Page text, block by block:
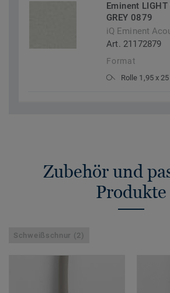
Eminent LIGHT
GREY 0879
iQ Eminent
Art. 21172879
Format
Rolle 1,95 x
Zubehör und
Produkte
Schweißschnur (2)